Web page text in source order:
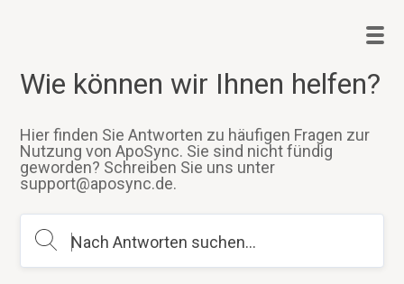
Wie können wir Ihnen helfen?
Hier finden Sie Antworten zu häufigen Fragen zur
Nutzung von ApoSync. Sie sind nicht fündig
geworden? Schreiben Sie uns unter
support@aposync.de.